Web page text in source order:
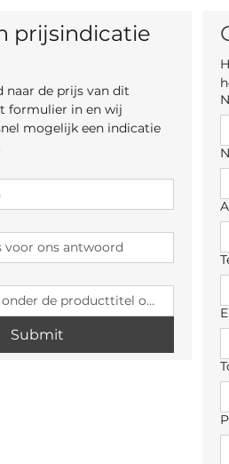
prijsindicatie
naar de prijs van dit
formulier in en wij
mogelijk een indicatie
Submit